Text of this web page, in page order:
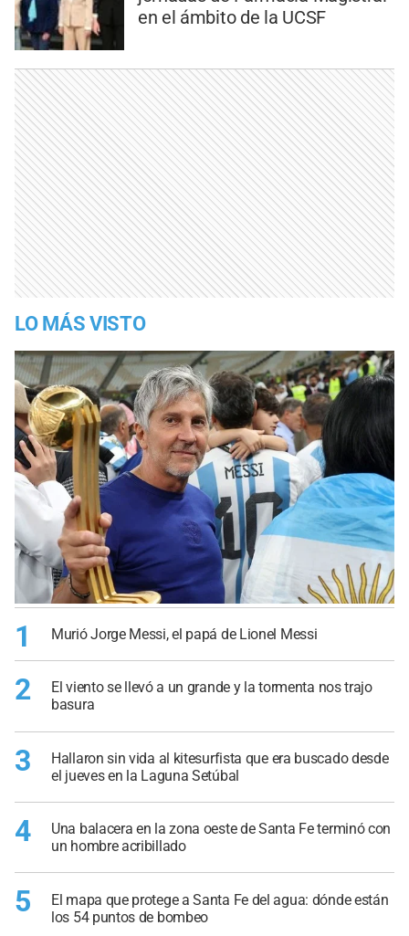
en el ámbito de la UCSF
LO MÁS VISTO
1 Murió Jorge Messi, el papá de Lionel Messi
2
El viento se llevó a un grande y la tormenta nos trajo
basura
3
Hallaron sin vida al kitesurfista que era buscado desde
el jueves en la Laguna Setúbal
4
Una balacera en la zona oeste de Santa Fe terminó con
un hombre acribillado
5
El mapa que protege a Santa Fe del agua: dónde están
los 54 puntos de bombeo